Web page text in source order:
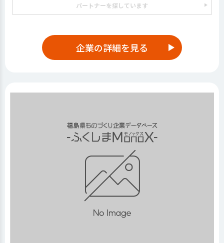
パートナーを探しています
企業の詳細を見る